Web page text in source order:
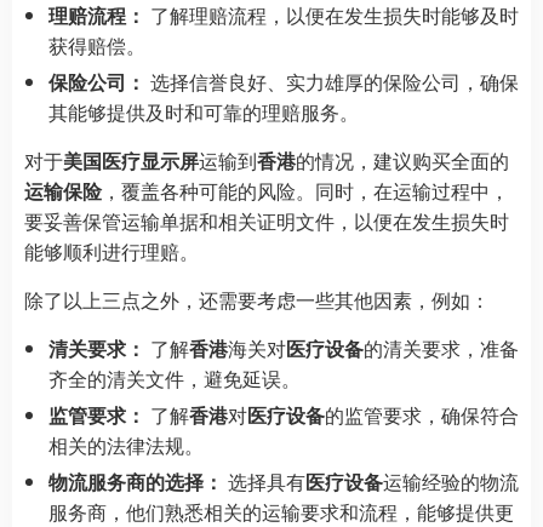
理赔流程： 了解理赔流程，以便在发生损失时能够及时
获得赔偿。
保险公司： 选择信誉良好、实力雄厚的保险公司，确保
其能够提供及时和可靠的理赔服务。
对于美国医疗显示屏运输到香港的情况，建议购买全面的
运输保险，覆盖各种可能的风险。同时，在运输过程中，
要妥善保管运输单据和相关证明文件，以便在发生损失时
能够顺利进行理赔。
除了以上三点之外，还需要考虑一些其他因素，例如：
清关要求： 了解香港海关对医疗设备的清关要求，准备
齐全的清关文件，避免延误。
监管要求： 了解香港对医疗设备的监管要求，确保符合
相关的法律法规。
物流服务商的选择： 选择具有医疗设备运输经验的物流
服务商，他们熟悉相关的运输要求和流程，能够提供更